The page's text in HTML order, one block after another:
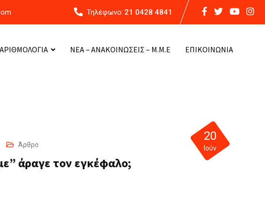
Τηλέφωνο: 21 0428 4841
ΑΡΙΘΜΟΛΟΓΙΑ ΝΕΑ – ΑΝΑΚΟΙΝΩΣΕΙΣ – Μ.Μ.Ε ΕΠΙΚΟΙΝΩΝΙΑ
Άρθρο
άραγε τον εγκέφαλο;
20
Ιούν